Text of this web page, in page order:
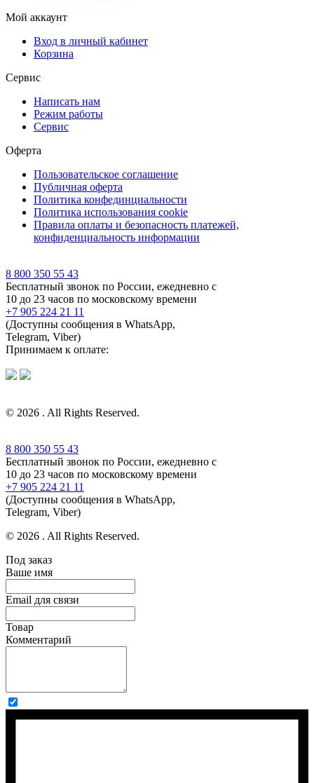
Мой аккаунт
Вход в личный кабинет
Корзина
Сервис
Написать нам
Режим работы
Сервис
Оферта
Пользовательское соглашение
Публичная оферта
Политика конфединциальности
Политика использования cookie
Правила оплаты и безопасность платежей,
конфиденциальность информации
8 800 350 55 43
Бесплатный звонок по России, ежедневно с
10 до 23 часов по московскому времени
+7 905 224 21 11
(Доступны сообщения в WhatsApp,
Telegram, Viber)
Принимаем к оплате:
© 2026 . All Rights Reserved.
8 800 350 55 43
Бесплатный звонок по России, ежедневно с
10 до 23 часов по московскому времени
+7 905 224 21 11
(Доступны сообщения в WhatsApp,
Telegram, Viber)
© 2026 . All Rights Reserved.
Под заказ
Ваше имя
Email для связи
Товар
Комментарий